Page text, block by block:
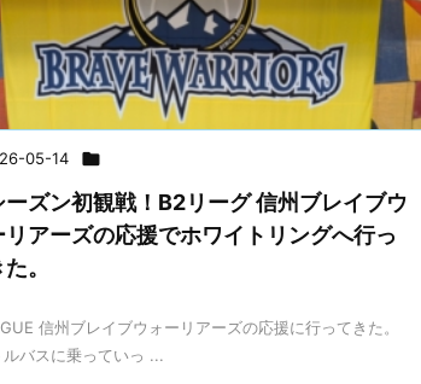
05-14 
ーズン初観戦！B2リーグ 信州ブレイブウ
リアーズの応援でホワイトリングへ行っ
。
信州ブレイブウォーリアーズの応援に行ってきた。
ルバスに乗っていっ ...